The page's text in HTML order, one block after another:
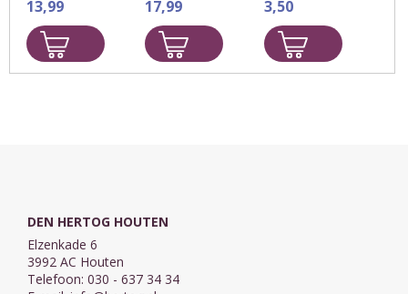
spannende
erfenis' is het
eerste deel uit
de serie
'Museum
Ravage' over
13,99
Een boek met
korte verhalen
over Pluk,
Spijtebijt en de
dieren. Met
kleurrijke
17,99
en Anne - deel
2
Oom Arjan
verteld dat
3,50
DEN HERTOG HOUTEN
Elzenkade 6
3992 AC Houten
Telefoon: 030 - 637 34 34